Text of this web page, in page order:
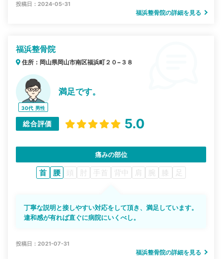
投稿日：2024-05-31
福浜整骨院の詳細を見る
福浜整骨院
住所：岡山県岡山市南区福浜町２０−３８
30代 男性
満足です。
総合評価 5.0
痛みの部位
首 腰 頭 肘 手首 背中 肩 腕 膝 足
丁寧な説明と接しやすい対応をして頂き、満足しています。
違和感が有れば直ぐに病院にいくべし。
投稿日：2021-07-31
福浜整骨院の詳細を見る